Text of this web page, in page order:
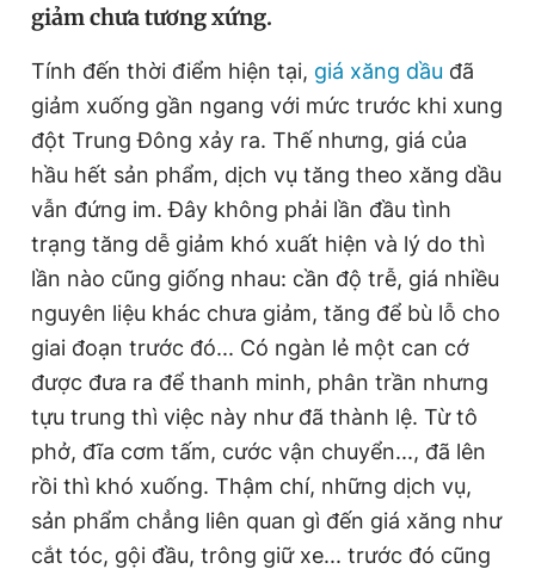
Sản phẩm khác
Tiện ích Bạn cần biết
Thông tin tòa soạn Liên hệ quảng cáo
Đọc Thanh Niên trên điện thoại
Theo dõi báo trên
giảm chưa tương xứng.
Tính đến thời điểm hiện tại, giá xăng dầu đã
giảm xuống gần ngang với mức trước khi xung
đột Trung Đông xảy ra. Thế nhưng, giá của
hầu hết sản phẩm, dịch vụ tăng theo xăng dầu
vẫn đứng im. Đây không phải lần đầu tình
trạng tăng dễ giảm khó xuất hiện và lý do thì
lần nào cũng giống nhau: cần độ trễ, giá nhiều
nguyên liệu khác chưa giảm, tăng để bù lỗ cho
giai đoạn trước đó... Có ngàn lẻ một can cớ
được đưa ra để thanh minh, phân trần nhưng
tựu trung thì việc này như đã thành lệ. Từ tô
phở, đĩa cơm tấm, cước vận chuyển..., đã lên
rồi thì khó xuống. Thậm chí, những dịch vụ,
sản phẩm chẳng liên quan gì đến giá xăng như
cắt tóc, gội đầu, trông giữ xe... trước đó cũng